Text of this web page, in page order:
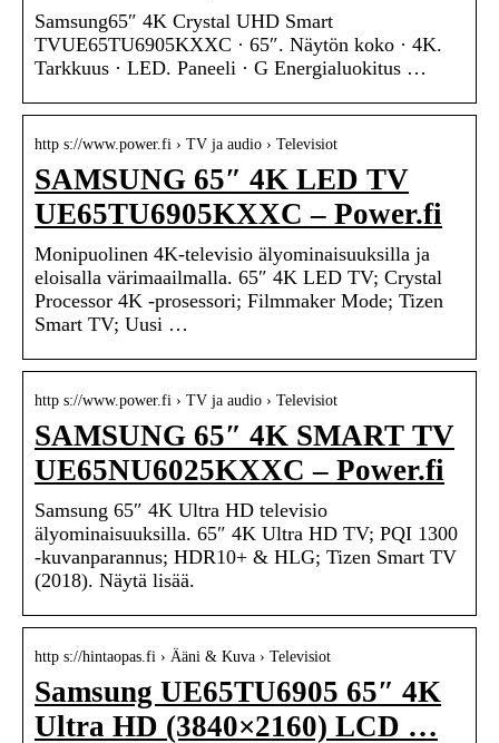
Samsung65″ 4K Crystal UHD Smart
TVUE65TU6905KXXC · 65″. Näytön koko · 4K.
Tarkkuus · LED. Paneeli · G Energialuokitus …
http s://www.power.fi › TV ja audio › Televisiot
SAMSUNG 65″ 4K LED TV
UE65TU6905KXXC – Power.fi
Monipuolinen 4K-televisio älyominaisuuksilla ja
eloisalla värimaailmalla. 65″ 4K LED TV; Crystal
Processor 4K -prosessori; Filmmaker Mode; Tizen
Smart TV; Uusi …
http s://www.power.fi › TV ja audio › Televisiot
SAMSUNG 65″ 4K SMART TV
UE65NU6025KXXC – Power.fi
Samsung 65″ 4K Ultra HD televisio
älyominaisuuksilla. 65″ 4K Ultra HD TV; PQI 1300
-kuvanparannus; HDR10+ & HLG; Tizen Smart TV
(2018). Näytä lisää.
http s://hintaopas.fi › Ääni & Kuva › Televisiot
Samsung UE65TU6905 65″ 4K
Ultra HD (3840×2160) LCD …